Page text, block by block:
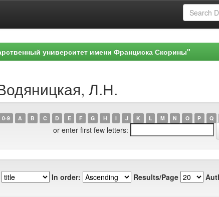
университет имени Франциска Скорины"
Л.Н.
0-9 A B C D E F G H I J K L M N O P Q
or enter first few letters:
In order: Results/Page